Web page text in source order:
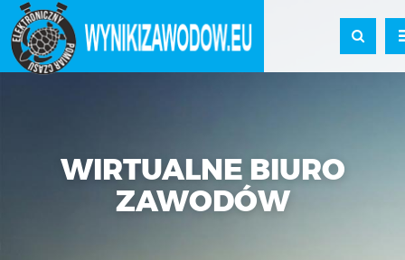
WIRTUALNE BIURO
ZAWODÓW